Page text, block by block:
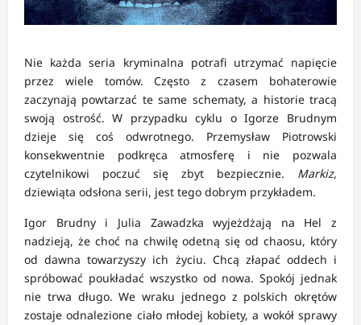
Nie każda seria kryminalna potrafi utrzymać napięcie
przez wiele tomów. Często z czasem bohaterowie
zaczynają powtarzać te same schematy, a historie tracą
swoją ostrość. W przypadku cyklu o Igorze Brudnym
dzieje się coś odwrotnego. Przemysław Piotrowski
konsekwentnie podkręca atmosferę i nie pozwala
czytelnikowi poczuć się zbyt bezpiecznie. Markiz,
dziewiąta odsłona serii, jest tego dobrym przykładem.
Igor Brudny i Julia Zawadzka wyjeżdżają na Hel z
nadzieją, że choć na chwilę odetną się od chaosu, który
od dawna towarzyszy ich życiu. Chcą złapać oddech i
spróbować poukładać wszystko od nowa. Spokój jednak
nie trwa długo. We wraku jednego z polskich okrętów
zostaje odnalezione ciało młodej kobiety, a wokół sprawy